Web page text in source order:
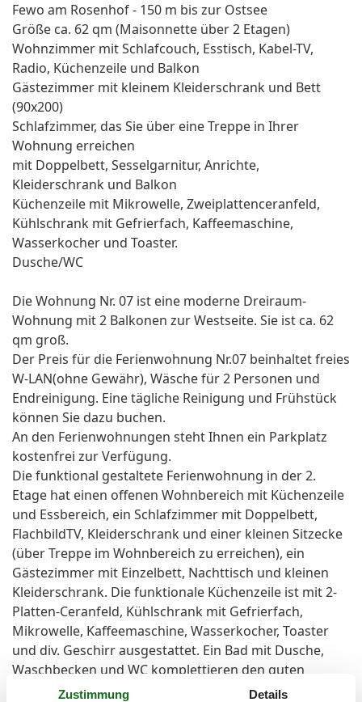
Fewo am Rosenhof - 150 m bis zur Ostsee
Größe ca. 62 qm (Maisonnette über 2 Etagen)
Wohnzimmer mit Schlafcouch, Esstisch, Kabel-TV,
Radio, Küchenzeile und Balkon
Gästezimmer mit kleinem Kleiderschrank und Bett
(90x200)
Schlafzimmer, das Sie über eine Treppe in Ihrer
Wohnung erreichen
mit Doppelbett, Sesselgarnitur, Anrichte,
Kleiderschrank und Balkon
Küchenzeile mit Mikrowelle, Zweiplattenceranfeld,
Kühlschrank mit Gefrierfach, Kaffeemaschine,
Wasserkocher und Toaster.
Dusche/WC
Die Wohnung Nr. 07 ist eine moderne Dreiraum-
Wohnung mit 2 Balkonen zur Westseite. Sie ist ca. 62
qm groß.
Der Preis für die Ferienwohnung Nr.07 beinhaltet freies
W-LAN(ohne Gewähr), Wäsche für 2 Personen und
Endreinigung. Eine tägliche Reinigung und Frühstück
können Sie dazu buchen.
An den Ferienwohnungen steht Ihnen ein Parkplatz
kostenfrei zur Verfügung.
Die funktional gestaltete Ferienwohnung in der 2.
Etage hat einen offenen Wohnbereich mit Küchenzeile
und Essbereich, ein Schlafzimmer mit Doppelbett,
FlachbildTV, Kleiderschrank und einer kleinen Sitzecke
(über Treppe im Wohnbereich zu erreichen), ein
Gästezimmer mit Einzelbett, Nachttisch und kleinen
Kleiderschrank. Die funktionale Küchenzeile ist mit 2-
Platten-Ceranfeld, Kühlschrank mit Gefrierfach,
Mikrowelle, Kaffeemaschine, Wasserkocher, Toaster
und div. Geschirr ausgestattet. Ein Bad mit Dusche,
Waschbecken und WC komplettieren den guten
Gesamteindruck der Wohnung.
Zustimmung Details